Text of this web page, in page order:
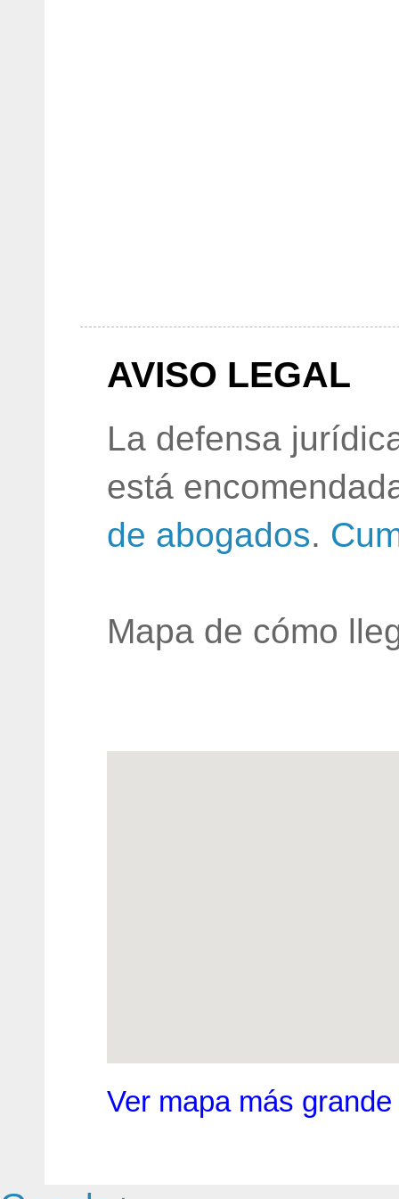
AVISO LEGAL
La defensa
está
de abogados.
Mapa de cómo
Ver mapa más grande